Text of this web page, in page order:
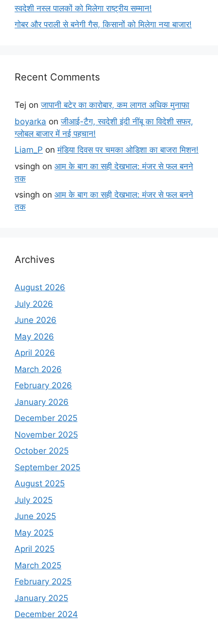
स्वदेशी नस्ल पालकों को मिलेगा राष्ट्रीय सम्मान!
गोबर और पराली से बनेगी गैस, किसानों को मिलेगा नया बाजार!
Recent Comments
Tej onजापानी बटेर का कारोबार, कम लागत अधिक मुनाफा
boyarka onजीआई-टैग, स्वदेशी इंदी नींबू का विदेशी सफर,
ग्लोबल बाजार में नई पहचान!
Liam_P onमंडिया दिवस पर चमका ओडिशा का बाजरा मिशन!
vsingh on आम के बाग का सही देखभाल: मंजर से फल बनने
तक
vsingh on आम के बाग का सही देखभाल: मंजर से फल बनने
तक
Archives
August 2026
July 2026
June 2026
May 2026
April 2026
March 2026
February 2026
January 2026
December 2025
November 2025
October 2025
September 2025
August 2025
July 2025
June 2025
May 2025
April 2025
March 2025
February 2025
January 2025
December 2024